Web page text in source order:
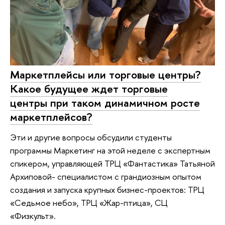
Маркетплейсы или торговые центры?
Какое будущее ждет торговые
центры при таком динамичном росте
маркетплейсов?
Эти и другие вопросы обсудили студенты
программы Маркетинг на этой неделе с экспертным
спикером, управляющей ТРЦ «Фантастика» Татьяной
Архиповой- специалистом с грандиозным опытом
создания и запуска крупных бизнес-проектов: ТРЦ
«Седьмое небо», ТРЦ «Жар-птица», СЦ
«Физкульт».